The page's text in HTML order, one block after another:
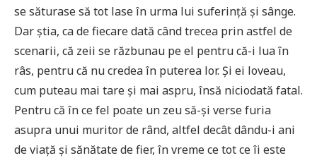
se săturase să tot lase în urma lui suferință și sânge.
Dar știa, ca de fiecare dată când trecea prin astfel de
scenarii, că zeii se răzbunau pe el pentru că-i lua în
râs, pentru că nu credea în puterea lor. Și ei loveau,
cum puteau mai tare și mai aspru, însă niciodată fatal.
Pentru că în ce fel poate un zeu să-și verse furia
asupra unui muritor de rând, altfel decât dându-i ani
de viață și sănătate de fier, în vreme ce tot ce îi este